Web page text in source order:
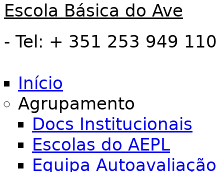
Escola Básica do Ave
- Tel: + 351 253 949 110
Início
Agrupamento
Docs Institucionais
Escolas do AEPL
Equipa Autoavaliação